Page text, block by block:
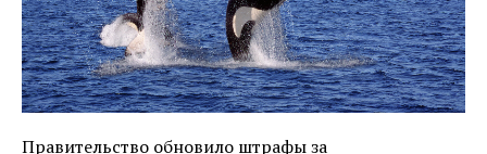
Правительство обновило штрафы за